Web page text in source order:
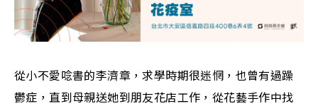
從小不愛唸書的李濟章，求學時期很迷惘，也曾有過躁
鬱症，直到母親送她到朋友花店工作，從花藝手作中找